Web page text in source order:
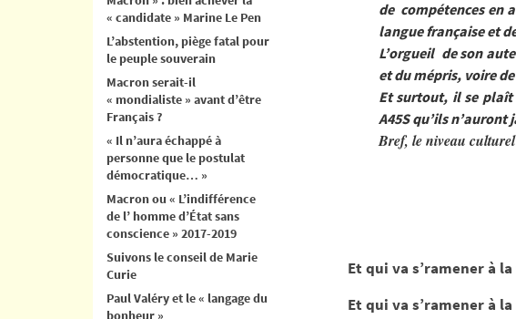
de compétences en
langue française et
L’orgueil de son
et du mépris, voire
Et surtout, il se plaît
A45S qu’ils n’auront
Bref, le niveau
Et qui va s’ramener à
Et qui va s’ramener à
« candidate » Marine Le Pen
L’abstention, piège fatal pour
le peuple souverain
Macron serait-il
« mondialiste » avant d’être
Français ?
« Il n’aura échappé à
personne que le postulat
démocratique… »
Macron ou « L’indifférence
de l’ homme d’État sans
conscience » 2017-2019
Suivons le conseil de Marie
Curie
Paul Valéry et le « langage du
bonheur »